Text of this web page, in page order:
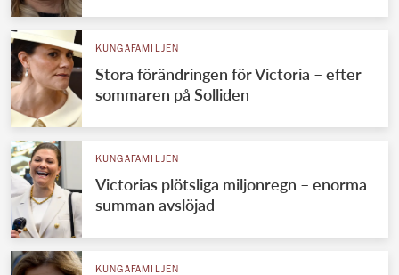
KUNGAFAMILJEN
Stora förändringen för Victoria – efter
sommaren på Solliden
KUNGAFAMILJEN
Victorias plötsliga miljonregn – enorma
summan avslöjad
KUNGAFAMILJEN